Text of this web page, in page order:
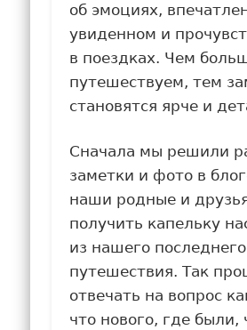
об эмоциях,
увиденном и
в поездках. Чем
путешествуем, тем
становятся ярче и
Сначала мы решили
заметки и фото в
наши родные и
получить капельку
из нашего последнего
путешествия. Так
отвечать на вопрос
что нового, где были,